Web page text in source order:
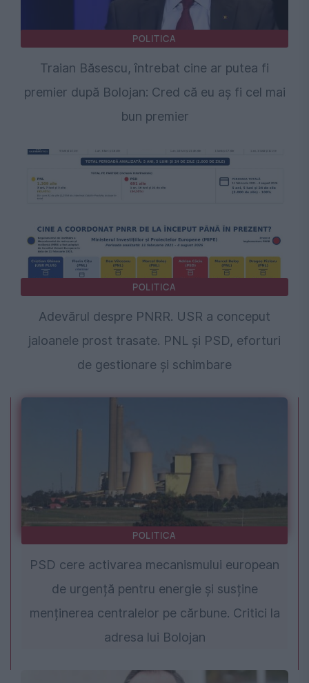
POLITICA
Traian Băsescu, întrebat cine ar putea fi
premier după Bolojan: Cred că eu aș fi cel mai
bun premier
POLITICA
Adevărul despre PNRR. USR a conceput
jaloanele prost trasate. PNL și PSD, eforturi
de gestionare și schimbare
POLITICA
PSD cere activarea mecanismului european
de urgență pentru energie și susține
menținerea centralelor pe cărbune. Critici la
adresa lui Bolojan